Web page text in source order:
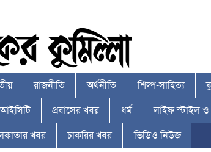
রাজনীতি অর্থনীতি শিল্প-সাহিত্য
আইসিটি প্রবাসের খবর ধর্ম লাইফ স্টাইল ও
খবর চাকরির খবর ভিডিও নিউজ